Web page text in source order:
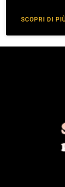
SCOPRI DI